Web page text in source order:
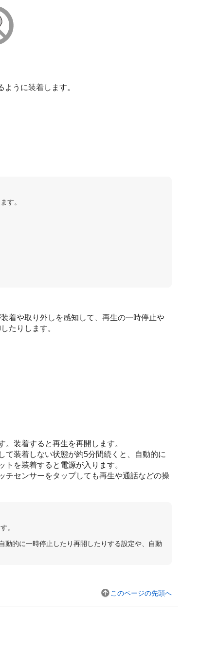
うに装着します。
す。
着や取り外しを感知して、再生の一時停止や
たりします。
装着すると再生を再開します。
て装着しない状態が約5分間続くと、自動的に
を装着すると電源が入ります。
チセンサーをタップしても再生や通話などの操
。
動的に一時停止したり再開したりする設定や、自動
このページの先頭へ